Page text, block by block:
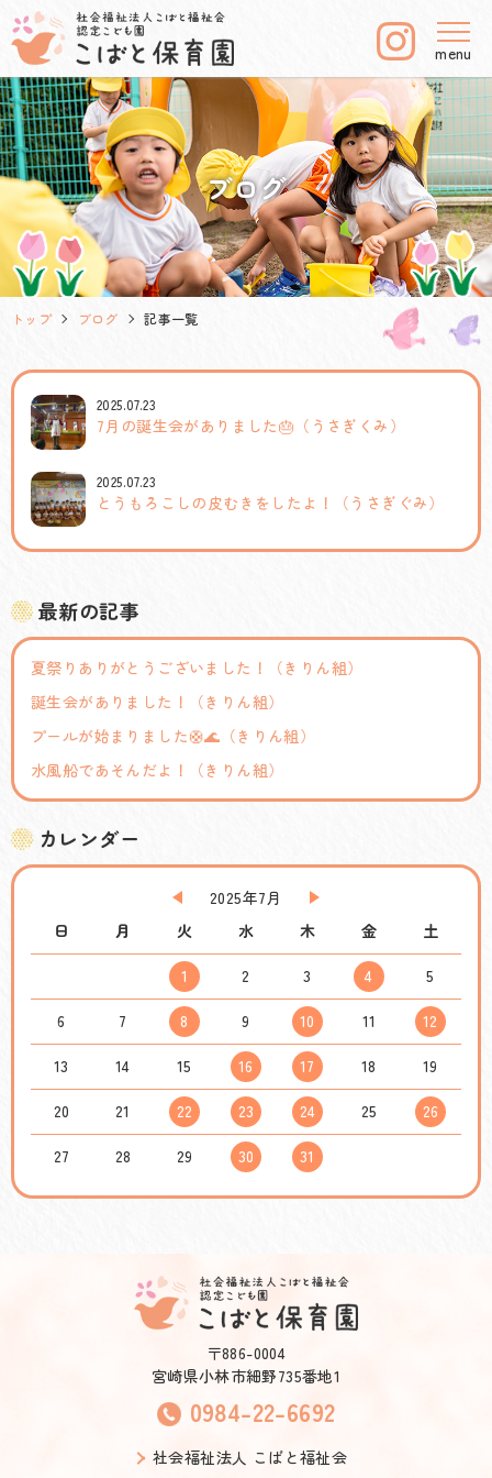
menu
ブログ
トップ ブログ 記事一覧
2025.07.23
7月の誕生会がありました🎂（うさぎくみ）
2025.07.23
とうもろこしの皮むきをしたよ！（うさぎぐみ）
最新の記事
夏祭りありがとうございました！（きりん組）
誕生会がありました！（きりん組）
プールが始まりました🛟🌊（きりん組）
水風船であそんだよ！（きりん組）
カレンダー
2025年7月
日
月 火 水 木 金 土
1 2 3 4 5
6 7 8 9 10 11 12
13 14 15 16 17 18 19
20 21 22 23 24 25 26
27 28 29 30 31
〒886-0004
宮崎県小林市細野735番地1
0984-22-6692
社会福祉法人 こばと福祉会